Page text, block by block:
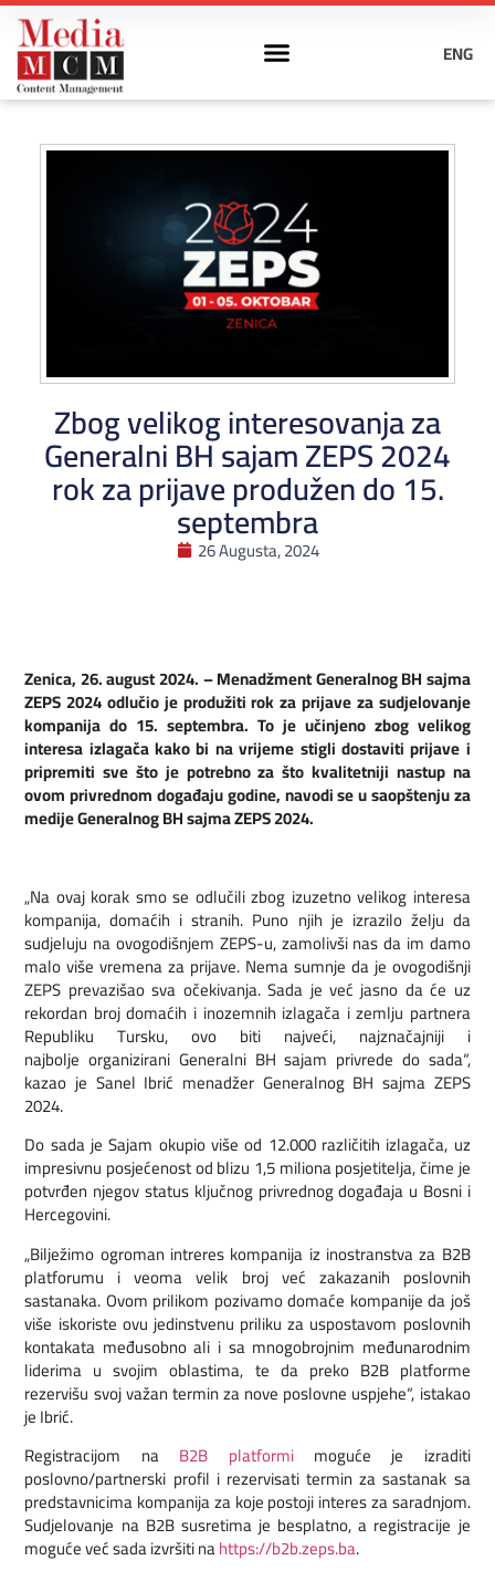
ENG
Zbog velikog interesovanja za
Generalni BH sajam ZEPS 2024
rok za prijave produžen do 15.
septembra
26 Augusta, 2024
Zenica, 26. august 2024. – Menadžment Generalnog BH sajma
ZEPS 2024 odlučio je produžiti rok za prijave za sudjelovanje
kompanija do 15. septembra. To je učinjeno zbog velikog
interesa izlagača kako bi na vrijeme stigli dostaviti prijave i
pripremiti sve što je potrebno za što kvalitetniji nastup na
ovom privrednom događaju godine, navodi se u saopštenju za
medije Generalnog BH sajma ZEPS 2024.
„Na ovaj korak smo se odlučili zbog izuzetno velikog interesa
kompanija, domaćih i stranih. Puno njih je izrazilo želju da
sudjeluju na ovogodišnjem ZEPS-u, zamolivši nas da im damo
malo više vremena za prijave. Nema sumnje da je ovogodišnji
ZEPS prevazišao sva očekivanja. Sada je već jasno da će uz
rekordan broj domaćih i inozemnih izlagača i zemlju partnera
Republiku Tursku, ovo biti najveći, najznačajniji i
najbolje organizirani Generalni BH sajam privrede do sada“,
kazao je Sanel Ibrić menadžer Generalnog BH sajma ZEPS
2024.
Do sada je Sajam okupio više od 12.000 različitih izlagača, uz
impresivnu posjećenost od blizu 1,5 miliona posjetitelja, čime je
potvrđen njegov status ključnog privrednog događaja u Bosni i
Hercegovini.
„Bilježimo ogroman intreres kompanija iz inostranstva za B2B
platforumu i veoma velik broj već zakazanih poslovnih
sastanaka. Ovom prilikom pozivamo domaće kompanije da još
više iskoriste ovu jedinstvenu priliku za uspostavom poslovnih
kontakata međusobno ali i sa mnogobrojnim međunarodnim
liderima u svojim oblastima, te da preko B2B platforme
rezervišu svoj važan termin za nove poslovne uspjehe“, istakao
je Ibrić.
Registracijom na B2B platformimoguće je izraditi
poslovno/partnerski profil i rezervisati termin za sastanak sa
predstavnicima kompanija za koje postoji interes za saradnjom.
Sudjelovanje na B2B susretima je besplatno, a registracije je
moguće već sada izvršiti nahttps://b2b.zeps.ba.